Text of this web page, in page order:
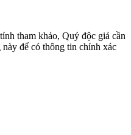
tham khảo, Quý độc giả cần
để có thông tin chính xác